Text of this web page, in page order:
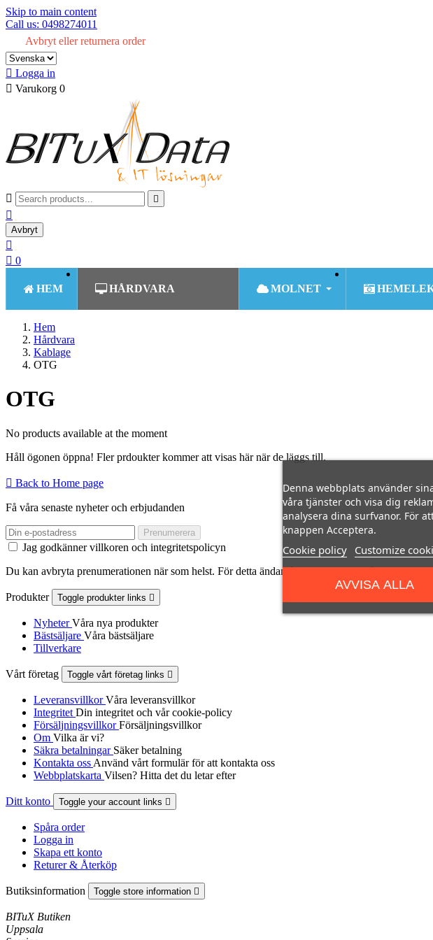
Skip to main content
Call us: 0498274011
Avbryt eller returnera order
 Logga in
 Varukorg 0
 

Avbryt

 0
HEM HÅRDVARA MOLNET
Hem
Hårdvara
Kablage
OTG
OTG
No products available at the moment
Håll ögonen öppna! Fler prdoukter kommer att visas här när de läggs till.
 Back to Home page
Få våra senaste nyheter och erbjudanden
Jag godkänner villkoren och integritetspolicyn
Du kan avbryta prenumerationen när som helst. För detta ändamål, vänligen hitta vår
Produkter Toggle produkter links 
NyheterVåra nya produkter
Bästsäljare Våra bästsäljare
Tillverkare
Vårt företag Toggle vårt företag links 
LeveransvillkorVåra leveransvillkor
Integritet Din integritet och vår cookie-policy
FörsäljningsvillkorFörsäljningsvillkor
Om Vilka är vi?
Säkra betalningar Säker betalning
Kontakta oss Använd vårt formulär för att kontakta oss
Webbplatskarta Vilsen? Hitta det du letar efter
Ditt konto Toggle your account links 
Spåra order
Logga in
Skapa ett konto
Returer & Återköp
Butiksinformation Toggle store information 
BITuX Butiken
Uppsala
Denna webbplats använder
våra tjänster och visa dig
analysera dina surfvanor. För
knappen Acceptera.
Cookie policy Customize
AVVISA ALLA